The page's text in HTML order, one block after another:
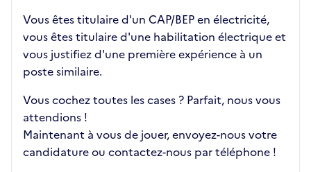
Vous êtes titulaire d'un CAP/BEP en électricité,
vous êtes titulaire d'une habilitation électrique et
vous justifiez d'une première expérience à un
poste similaire.
Vous cochez toutes les cases ? Parfait, nous vous
attendions !
Maintenant à vous de jouer, envoyez-nous votre
candidature ou contactez-nous par téléphone !